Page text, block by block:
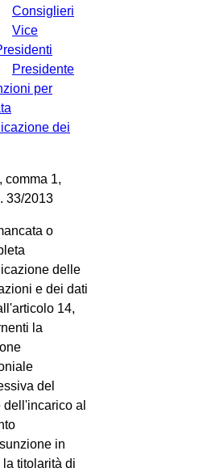
Consiglieri
Vice
Presidente
per
dei
comma 1,
33/2013
o
delle
e dei dati
14,
la
del
dell'incarico al
in
la titolarità di